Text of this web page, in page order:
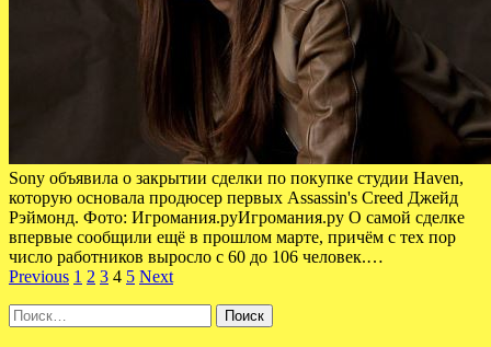
Sony объявила о закрытии сделки по покупке студии Haven,
которую основала продюсер первых Assassin's Creed Джейд
Рэймонд. Фото: Игромания.руИгромания.ру О самой сделке
впервые сообщили ещё в прошлом марте, причём с тех пор
число работников выросло с 60 до 106 человек.…
Пагинация
записей
Previous 1 2 3 4 5 Next
Найти: